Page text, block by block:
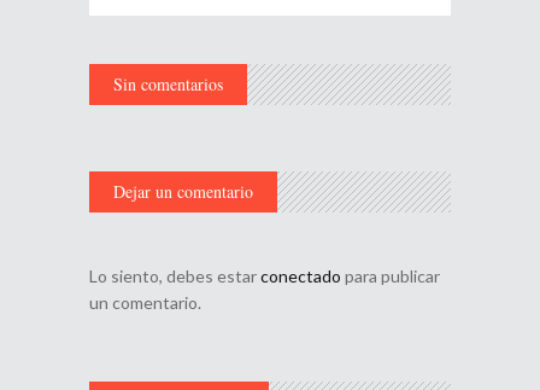
Sin comentarios
Dejar un comentario
Lo siento, debes estarconectado para publicar
un comentario.